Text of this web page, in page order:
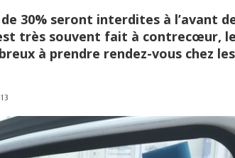
30% seront interdites à l’avant
très souvent fait à contrecœur,
à prendre rendez-vous chez